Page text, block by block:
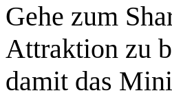
Gehe zum
Attraktion zu
damit das